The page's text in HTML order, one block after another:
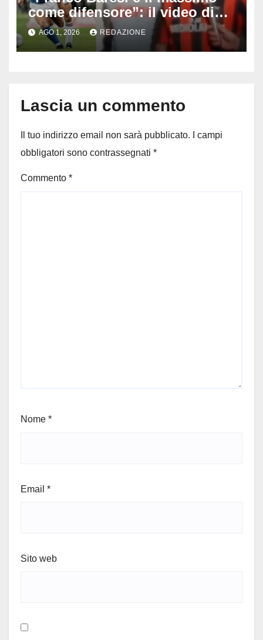
come difensore”: il video di
Maradona emoziona il calcio
dopo la morte del capitano del
Milan
AGO 1, 2026 REDAZIONE
Lascia un commento
Il tuo indirizzo email non sarà pubblicato.
I campi
obbligatori sono contrassegnati *
Commento *
Nome *
Email *
Sito web